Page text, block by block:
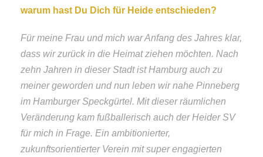
warum hast Du Dich für Heide entschieden?
Für meine Frau und mich war Anfang des Jahres klar,
dass wir zurück in die Heimat ziehen möchten. Nach
zehn Jahren in dieser Stadt ist Hamburg auch zu
meiner geworden und nun leben wir nahe Pinneberg
im Hamburger Speckgürtel. Mit dieser räumlichen
Veränderung kam fußballerisch auch der Heider SV
für mich in Frage. Ein ambitionierter,
zukunftsorientierter Verein mit super engagierten